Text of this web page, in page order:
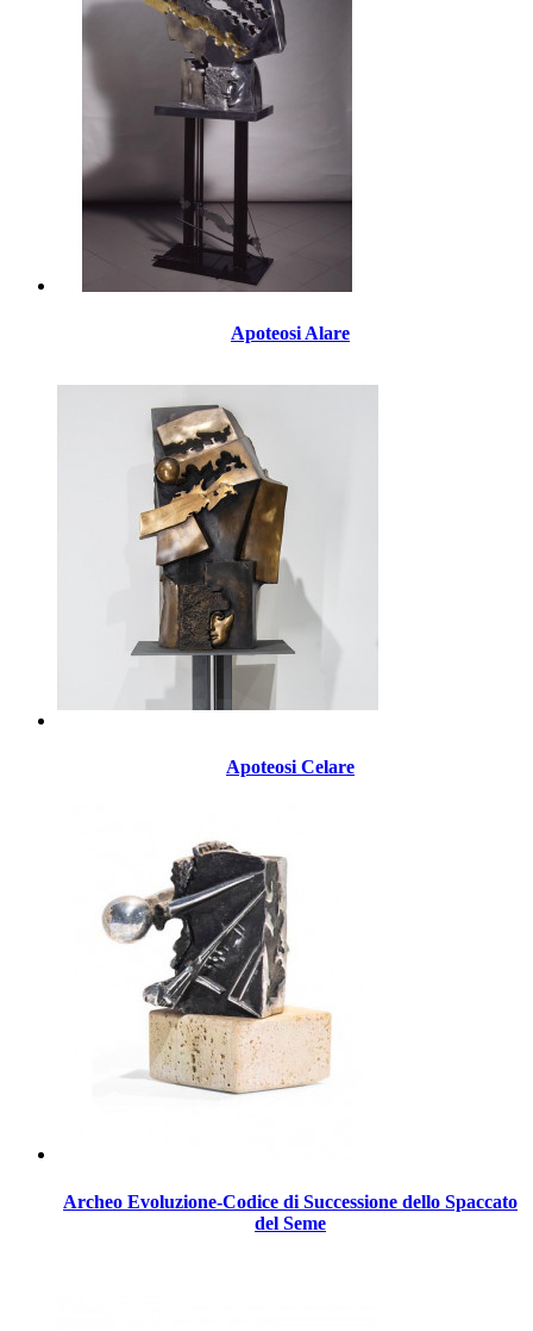
Apoteosi Alare
Apoteosi Celare
Archeo Evoluzione-Codice di Successione dello Spaccato
del Seme